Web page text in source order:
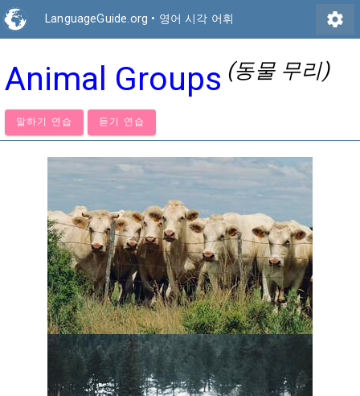
LanguageGuide.org • 영어 시각 어휘 settings
Animal Groups (동물 무리)
말하기 연습 듣기 연습